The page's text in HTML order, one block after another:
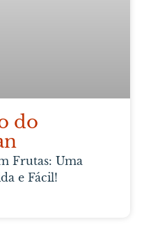
do
Frutas: Uma
e Fácil!